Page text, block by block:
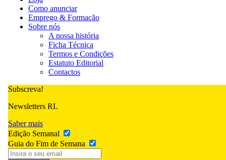
Como anunciar
Emprego & Formação
Sobre nós
A nossa história
Ficha Técnica
Termos e Condições
Estatuto Editorial
Contactos
Subscreva!
Newsletters RL
Saber mais
Edição Semanal
Guia do Fim de Semana